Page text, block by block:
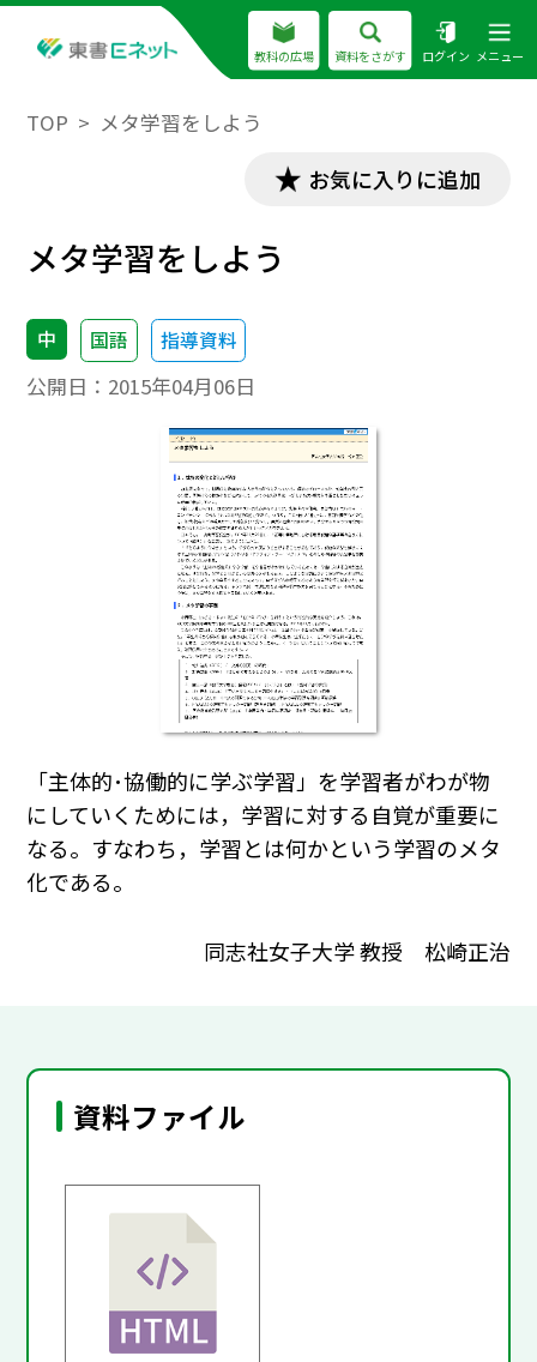
教科の広場 資料をさがす ログイン メニュー
TOP メタ学習をしよう
お気に入りに追加
メタ学習をしよう
中 国語 指導資料
公開日： 2015年04月06日
「主体的･協働的に学ぶ学習」を学習者がわが物
にしていくためには，学習に対する自覚が重要に
なる。すなわち，学習とは何かという学習のメタ
化である。
同志社女子大学 教授 松崎正治
資料ファイル